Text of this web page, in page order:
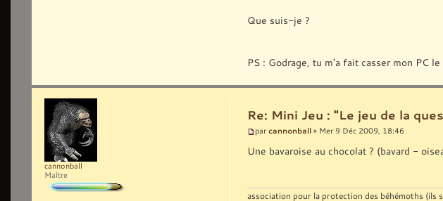
Que suis-je ?
PS : Godrage, tu m'a fait casser mon PC
Re: Mini Jeu : "Le jeu de la
parcannonball » Mer 9 Déc 2009, 18:46
Une bavaroise au chocolat ? (bavard -
association pour la protection des béhémoths
cannonball
Maître